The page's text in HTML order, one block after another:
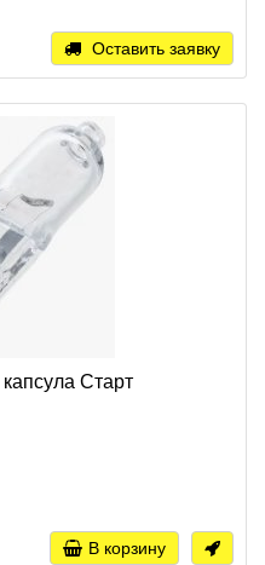
Оставить заявку
Старт
В корзину